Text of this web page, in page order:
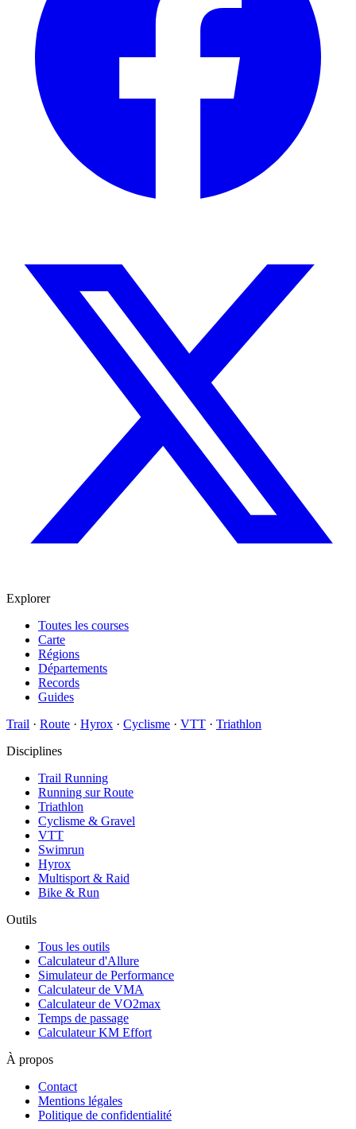
Explorer
Toutes les courses
Carte
Régions
Départements
Records
Guides
Trail · Route · Hyrox · Cyclisme · VTT · Triathlon
Disciplines
Trail Running
Running sur Route
Triathlon
Cyclisme & Gravel
VTT
Swimrun
Hyrox
Multisport & Raid
Bike & Run
Outils
Tous les outils
Calculateur d'Allure
Simulateur de Performance
Calculateur de VMA
Calculateur de VO2max
Temps de passage
Calculateur KM Effort
À propos
Contact
Mentions légales
Politique de confidentialité